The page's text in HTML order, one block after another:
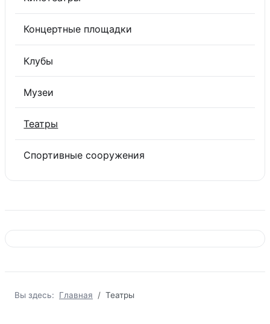
Концертные площадки
Клубы
Музеи
Театры
Спортивные сооружения
Вы здесь: Главная Театры